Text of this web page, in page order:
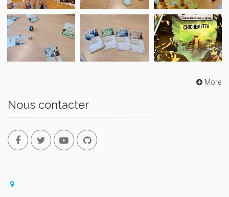
More
Nous contacter